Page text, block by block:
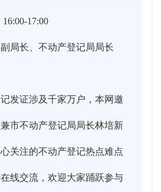
17:00
局长、不动产登记局局长
发证涉及千家万户，本网邀
市不动产登记局局长林培新
关注的不动产登记热点难点
线交流，欢迎大家踊跃参与